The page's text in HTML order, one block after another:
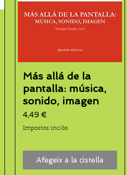
Más allá de la
pantalla: música,
sonido, imagen
Preu
4,49 €
Impostos inclòs
Afegeix a la cistella